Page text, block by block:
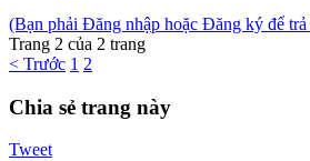
(Bạn phải Đăng nhập hoặc Đăng ký để
Trang 2 của 2 trang
< Trước 1 2
Chia sẻ trang này
Tweet